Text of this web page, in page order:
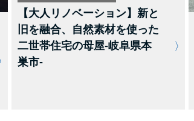
【大人リノベーション】新と
旧を融合、自然素材を使った
二世帯住宅の母屋-岐阜県本
巣市-